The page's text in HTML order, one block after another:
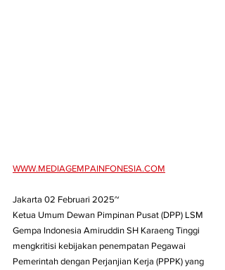
WWW.MEDIAGEMPAINFONESIA.COM
Jakarta 02 Februari 2025~
Ketua Umum Dewan Pimpinan Pusat (DPP) LSM
Gempa Indonesia Amiruddin SH Karaeng Tinggi
mengkritisi kebijakan penempatan Pegawai
Pemerintah dengan Perjanjian Kerja (PPPK) yang